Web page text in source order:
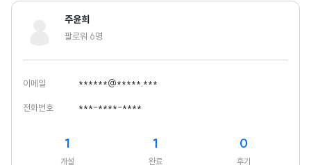
주윤희
팔로워 6명
이메일 ******@*****.***
전화번호 ***-****-****
1
개설
1
완료
0
후기